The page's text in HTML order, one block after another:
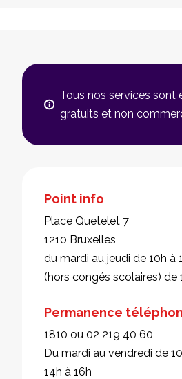
Tous nos services sont
gratuits et non
Point info
Place Quetelet 7
1210 Bruxelles
du mardi au jeudi de 10h à
(hors congés scolaires) de
Permanence
1810 ou 02 219 40 60
Du mardi au vendredi de
14h à 16h